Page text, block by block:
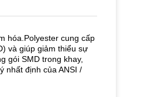
hóa.Polyester cung cấp
và giúp giảm thiểu sự
gói SMD trong khay,
nhất định của ANSI /